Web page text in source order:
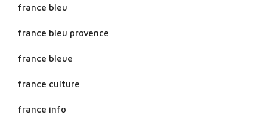
france bleu
france bleu provence
france bleue
france culture
france info